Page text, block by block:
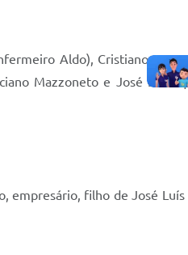
Aldo), Cristiano
Mazzoneto e José
empresário, filho de José